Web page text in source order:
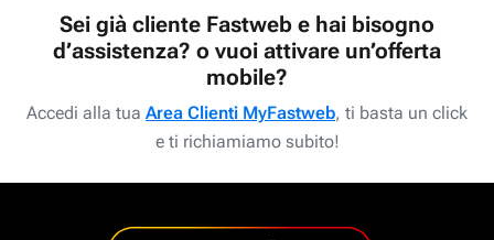
Sei già cliente Fastweb e hai bisogno
d’assistenza? o vuoi attivare un’offerta
mobile?
Accedi alla tua Area Clienti MyFastweb, ti basta un click
e ti richiamiamo subito!